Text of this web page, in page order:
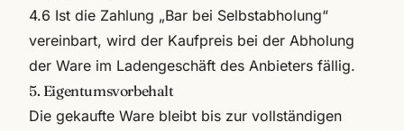
4.6 Ist die Zahlung „Bar bei Selbstabholung“
vereinbart, wird der Kaufpreis bei der Abholung
der Ware im Ladengeschäft des Anbieters fällig.
5. Eigentumsvorbehalt
Die gekaufte Ware bleibt bis zur vollständigen